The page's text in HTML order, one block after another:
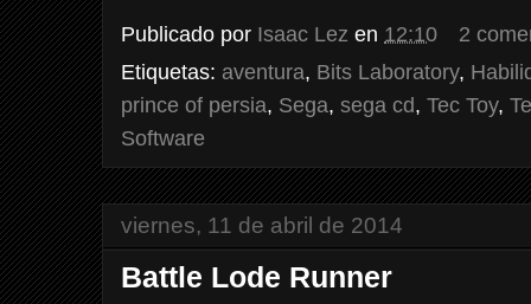
Publicado por Isaac Lez en 12:10
2
Etiquetas: aventura, Bits Laboratory,
prince of persia, Sega, sega cd, Tec Toy,
Software
viernes, 11 de abril de 2014
Battle Lode Runner